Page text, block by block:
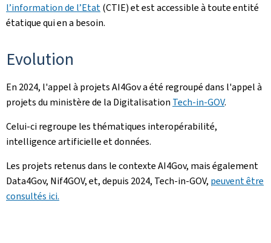
l’information de l’Etat(CTIE) et est accessible à toute entité
étatique qui en a besoin.
Evolution
En 2024, l'appel à projets AI4Gov a été regroupé dans l'appel à
projets du ministère de la Digitalisation Tech-in-GOV.
Celui-ci regroupe les thématiques interopérabilité,
intelligence artificielle et données.
Les projets retenus dans le contexte AI4Gov, mais également
Data4Gov, Nif4GOV, et, depuis 2024, Tech-in-GOV, peuvent être
consultés ici.